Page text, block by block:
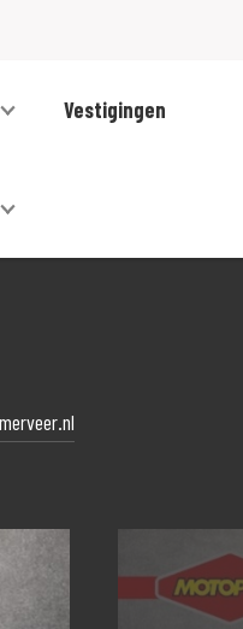
Vestigingen